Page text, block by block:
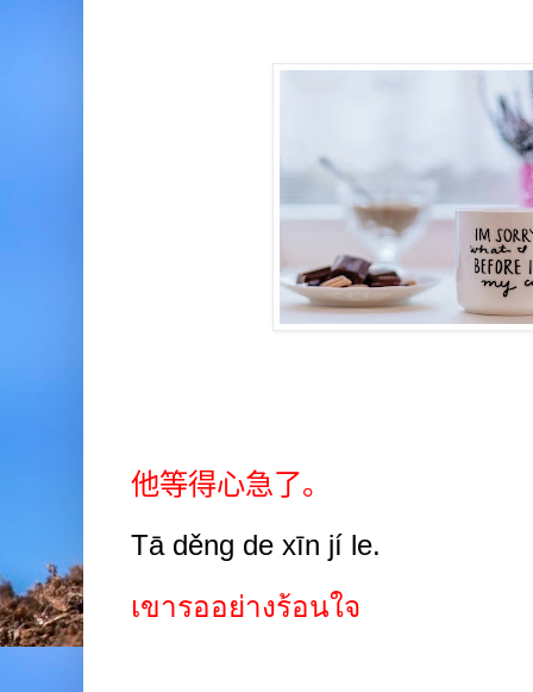
他等得心急了。
Tā děng de xīn jí le.
เขารออย่างร้อนใจ